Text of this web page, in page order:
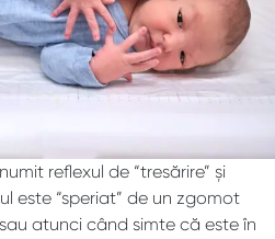
reflexul de “tresărire” și
este “speriat” de un zgomot
atunci când simte că este în